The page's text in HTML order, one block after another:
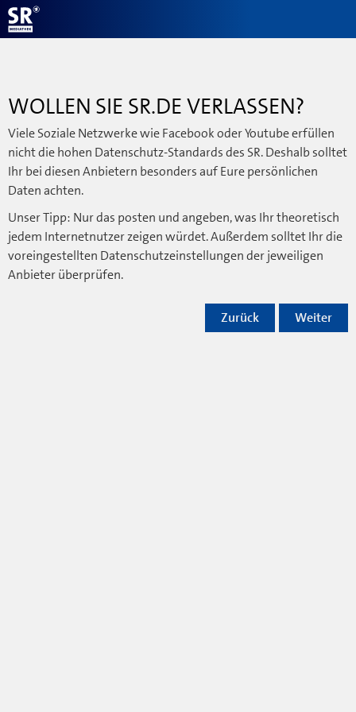
WOLLEN SIE SR.DE VERLASSEN?
Viele Soziale Netzwerke wie Facebook oder Youtube erfüllen
nicht die hohen Datenschutz-Standards des SR. Deshalb solltet
Ihr bei diesen Anbietern besonders auf Eure persönlichen
Daten achten.
Unser Tipp: Nur das posten und angeben, was Ihr theoretisch
jedem Internetnutzer zeigen würdet. Außerdem solltet Ihr die
voreingestellten Datenschutzeinstellungen der jeweiligen
Anbieter überprüfen.
Weiter
Zurück